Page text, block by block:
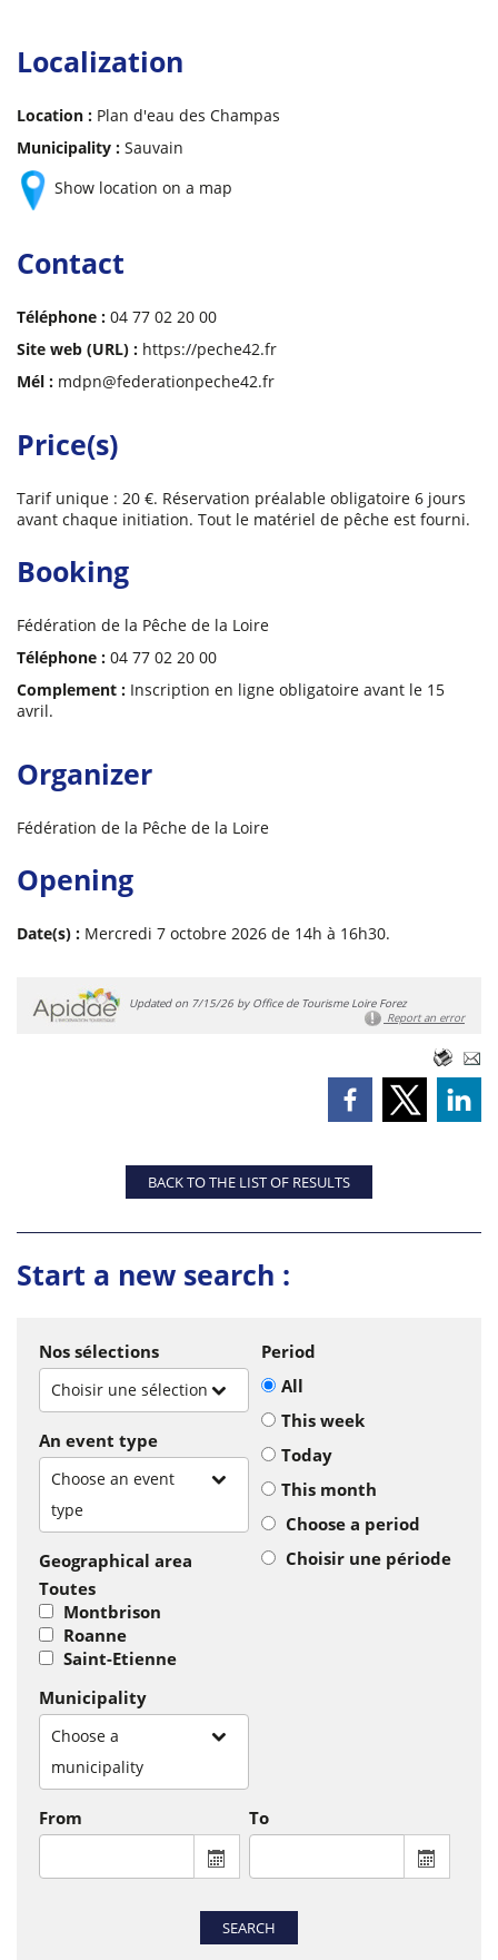
Localization
Location : Plan d'eau des Champas
Municipality : Sauvain
Show location on a map
Contact
Téléphone : 04 77 02 20 00
Site web (URL) : https://peche42.fr
Mél : mdpn@federationpeche42.fr
Price(s)
Tarif unique : 20 €. Réservation préalable obligatoire 6 jours
avant chaque initiation. Tout le matériel de pêche est fourni.
Booking
Fédération de la Pêche de la Loire
Téléphone : 04 77 02 20 00
Complement : Inscription en ligne obligatoire avant le 15
avril.
Organizer
Fédération de la Pêche de la Loire
Opening
Date(s) : Mercredi 7 octobre 2026 de 14h à 16h30.
Updated on 7/15/26 by Office de Tourisme Loire Forez
Report an error
BACK TO THE LIST OF RESULTS
Start a new search :
Nos sélections
Choisir une sélection
An event type
Choose an event
type
Geographical area
Toutes
Montbrison
Roanne
Saint-Etienne
Municipality
Choose a
municipality
Period
All
This week
Today
This month
Choose a period
Choisir une période
From
From : display the calendar to
To
To :
SEARCH